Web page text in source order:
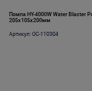
Помпа HY-4000W Water Blaster
205х105х200мм
Артикул: OC-110304